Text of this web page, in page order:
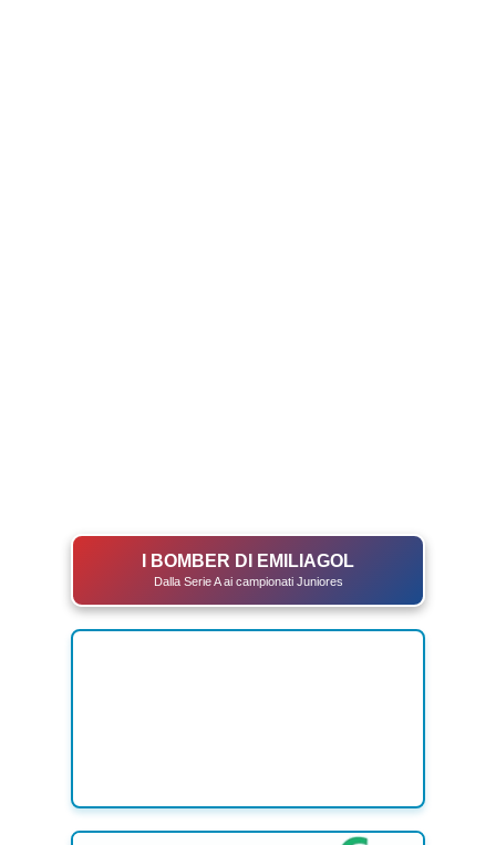
I BOMBER DI EMILIAGOL
Dalla Serie A ai campionati Juniores